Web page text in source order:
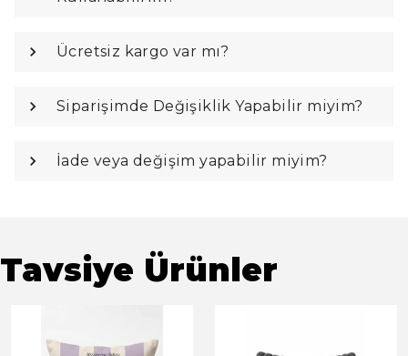
Ücretsiz kargo var mı?
Siparişimde Değişiklik Yapabilir miyim?
İade veya değişim yapabilir miyim?
Tavsiye Ürünler